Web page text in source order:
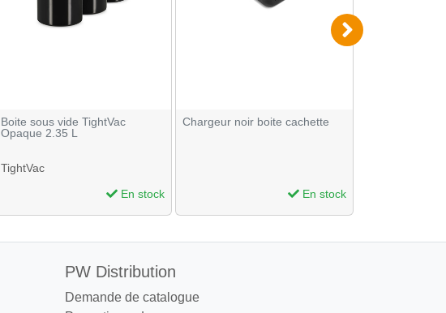
Boite sous vide TightVac
Opaque 2.35 L
TightVac
En stock
Chargeur noir boite cachette
En stock
PW Distribution
Demande de catalogue